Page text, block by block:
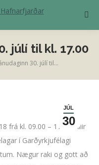
júlí til kl. 17.00
30. júlí til…
JÚL
30
frá kl. 09.00 – 17.00. Allir
í Garðyrkjufélagi
Nægur raki og gott að